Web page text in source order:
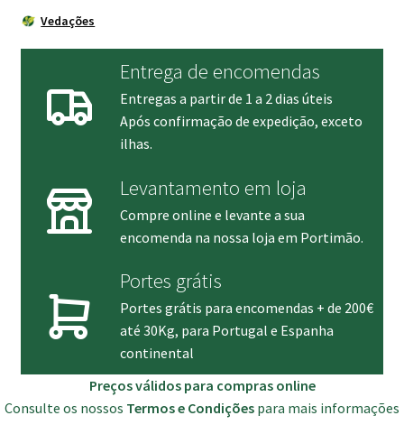
Vedações
Entrega de encomendas
Entregas a partir de 1 a 2 dias úteis
Após confirmação de expedição, exceto
ilhas.
Levantamento em loja
Compre online e levante a sua
encomenda na nossa loja em Portimão.
Portes grátis
Portes grátis para encomendas + de 200€
até 30Kg, para Portugal e Espanha
continental
Preços válidos para compras online
Consulte os nossos Termos e Condições para mais informações